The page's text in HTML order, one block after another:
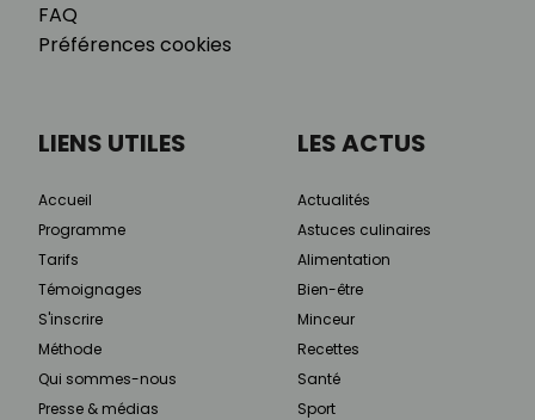
FAQ
Préférences cookies
LIENS UTILES
Accueil
Programme
Tarifs
Témoignages
S'inscrire
Méthode
Qui sommes-nous
Presse & médias
LES ACTUS
Actualités
Astuces culinaires
Alimentation
Bien-être
Minceur
Recettes
Santé
Sport